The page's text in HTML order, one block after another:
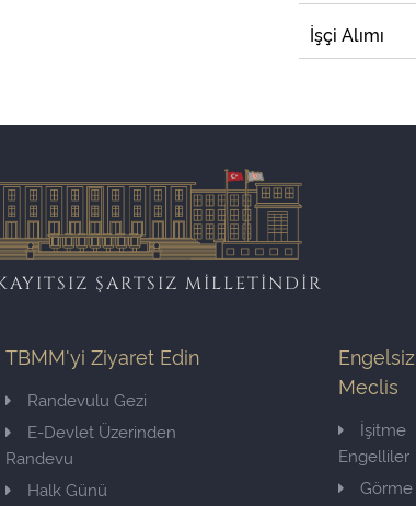
İşçi Alımı
ŞARTSIZ MİLLETİNDİR
TBMM'yi Ziyaret Edin
Randevulu Gezi
E-Devlet Üzerinden
Randevu
Halk Günü
Engelsiz
Meclis
İşitme
Engelliler
Görme